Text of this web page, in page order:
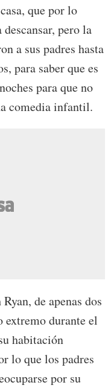
que por lo
pero la
a sus padres hasta
para saber que es
para que no
comedia infantil.
de apenas dos
extremo durante el
habitación
lo que los padres
por su